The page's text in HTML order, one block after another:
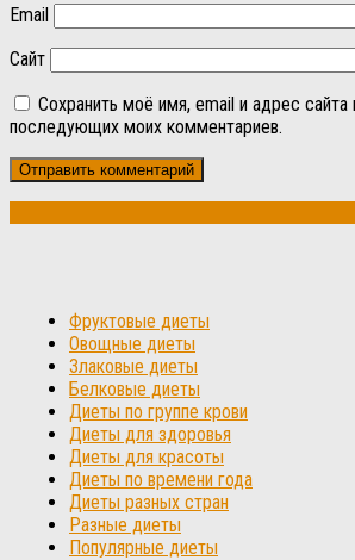
Email
Сайт
Сохранить моё имя, email и адрес
последующих моих комментариев.
Фруктовые диеты
Овощные диеты
Злаковые диеты
Белковые диеты
Диеты по группе крови
Диеты для здоровья
Диеты для красоты
Диеты по времени года
Диеты разных стран
Разные диеты
Популярные диеты